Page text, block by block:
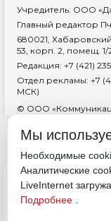
Учредитель: ООО
Главный редактор
680021,
53, корп. 2, помещ. 1/
Редакция: +7 (421)
Отдел рекламы: +7
МСК)
© ООО
гиперссылка на сайт
Политика
Обработка cookie
Мы
Необходимые
Аналитические
LiveInternet
Подробнее